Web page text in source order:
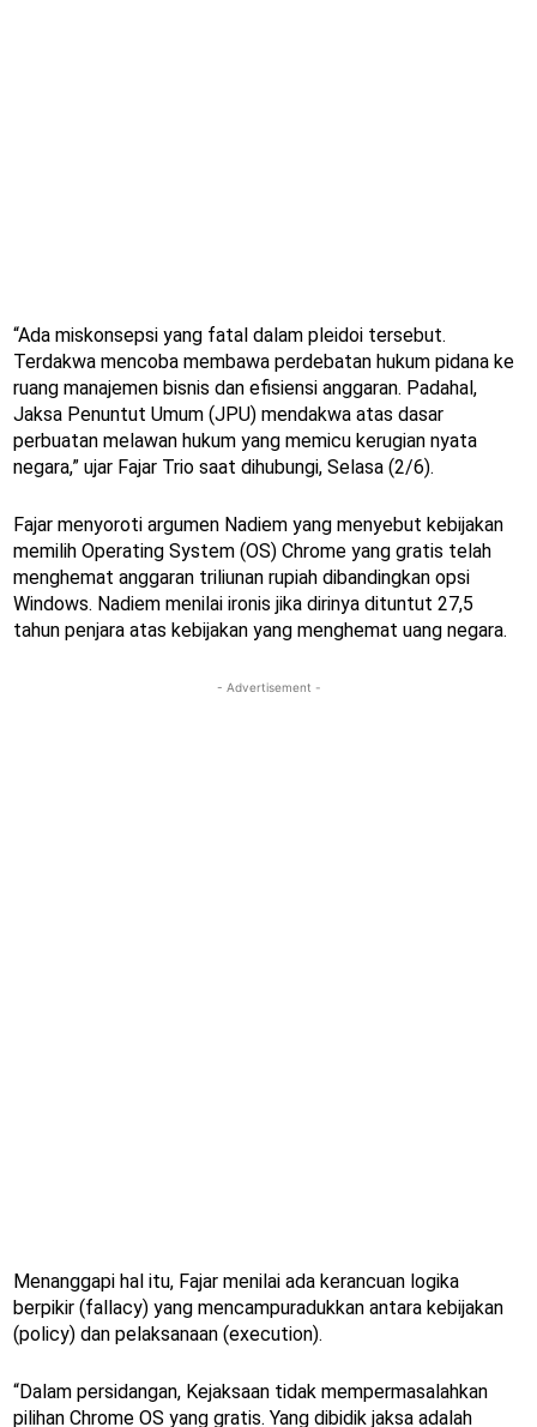
“Ada miskonsepsi yang fatal dalam pleidoi tersebut.
Terdakwa mencoba membawa perdebatan hukum pidana ke
ruang manajemen bisnis dan efisiensi anggaran. Padahal,
Jaksa Penuntut Umum (JPU) mendakwa atas dasar
perbuatan melawan hukum yang memicu kerugian nyata
negara,” ujar Fajar Trio saat dihubungi, Selasa (2/6).
Fajar menyoroti argumen Nadiem yang menyebut kebijakan
memilih Operating System (OS) Chrome yang gratis telah
menghemat anggaran triliunan rupiah dibandingkan opsi
Windows. Nadiem menilai ironis jika dirinya dituntut 27,5
tahun penjara atas kebijakan yang menghemat uang negara.
- Advertisement -
Menanggapi hal itu, Fajar menilai ada kerancuan logika
berpikir (fallacy) yang mencampuradukkan antara kebijakan
(policy) dan pelaksanaan (execution).
“Dalam persidangan, Kejaksaan tidak mempermasalahkan
pilihan Chrome OS yang gratis. Yang dibidik jaksa adalah